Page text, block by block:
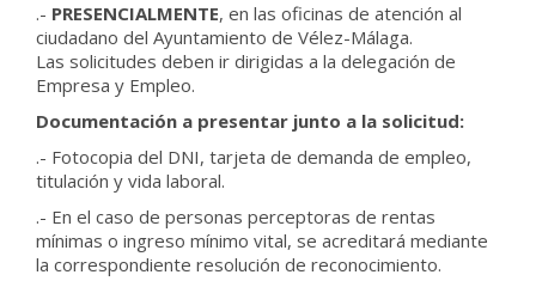
.- PRESENCIALMENTE, en las oficinas de atención al
ciudadano del Ayuntamiento de Vélez-Málaga.
Las solicitudes deben ir dirigidas a la delegación de
Empresa y Empleo.
Documentación a presentar junto a la solicitud:
.- Fotocopia del DNI, tarjeta de demanda de empleo,
titulación y vida laboral.
.- En el caso de personas perceptoras de rentas
mínimas o ingreso mínimo vital, se acreditará mediante
la correspondiente resolución de reconocimiento.